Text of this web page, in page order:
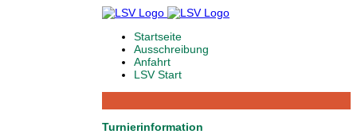
Startseite
Ausschreibung
Anfahrt
LSV Start
Turnierinformation